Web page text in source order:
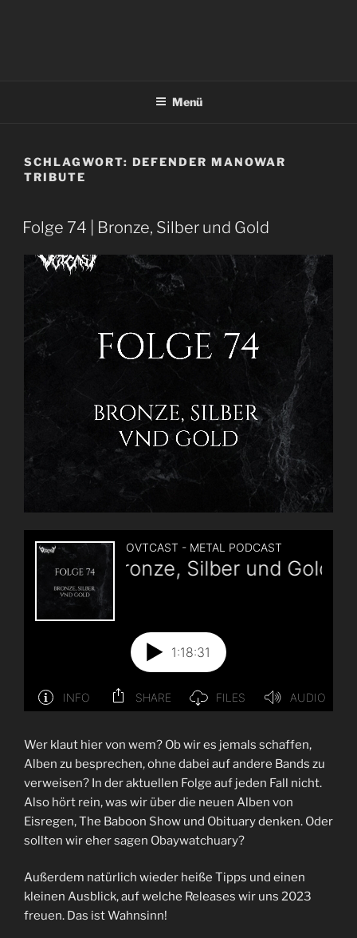
Menü
SCHLAGWORT: DEFENDER MANOWAR
TRIBUTE
Folge 74 | Bronze, Silber und Gold
Wer klaut hier von wem? Ob wir es jemals schaffen,
Alben zu besprechen, ohne dabei auf andere Bands zu
verweisen? In der aktuellen Folge auf jeden Fall nicht.
Also hört rein, was wir über die neuen Alben von
Eisregen, The Baboon Show und Obituary denken. Oder
sollten wir eher sagen Obaywatchuary?
Außerdem natürlich wieder heiße Tipps und einen
kleinen Ausblick, auf welche Releases wir uns 2023
freuen. Das ist Wahnsinn!